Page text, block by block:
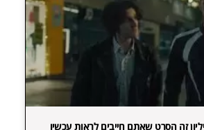
זה הסרט שאתם חייבים לראות עכשיו